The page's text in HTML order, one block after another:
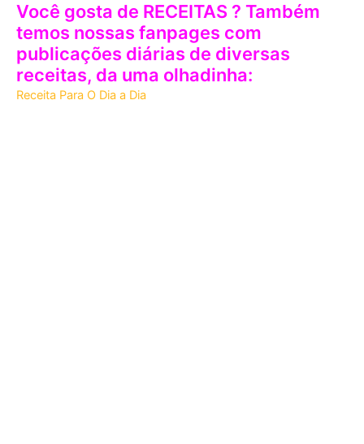
Você gosta de RECEITAS ? Também
temos nossas fanpages com
publicações diárias de diversas
receitas, da uma olhadinha:
Receita Para O Dia a Dia